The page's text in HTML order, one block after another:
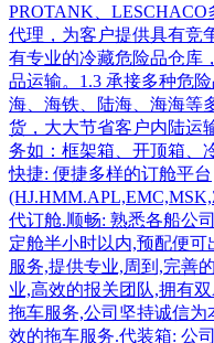
PROTANK、
代理，为客户提供具有竞
有专业的冷藏危险品仓库
品运输。1.3 承接多种危
海、海铁、陆海、海海等
货，大大节省客户内陆运
务如：框架箱、开顶箱、
快捷: 便捷多样的订舱平台
代订舱.顺畅: 熟悉各船公
定舱半小时以内,预配便
服务,提供专业,周到,完善
业,高效的报关团队,拥有
拖车服务,公司坚持诚信
效的拖车服务.代装箱: 公